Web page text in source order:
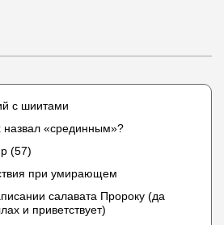
с шиитами
назвал «срединным»?
(57)
при умирающем
салавата Пророку (да
и приветствует)